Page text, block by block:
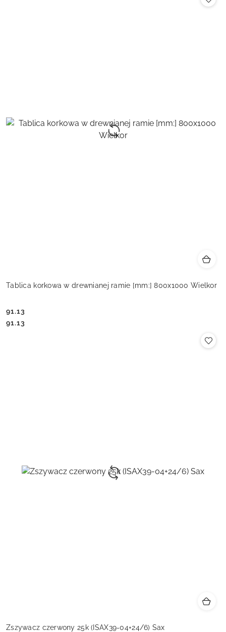
Tablica korkowa w drewnianej ramie [mm:] 800x1000 Wielkor
Cena:
91.13
Cena:
91.13
Zszywacz czerwony 25k (ISAX39-04+24/6) Sax